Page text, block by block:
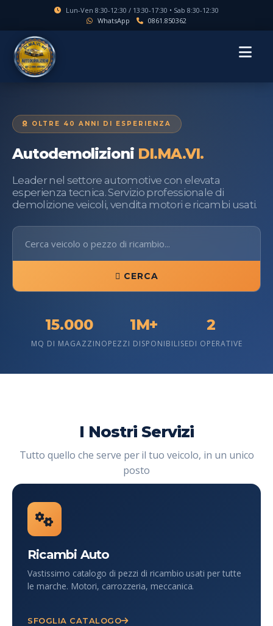
Lun-Ven 8:30-12:30 / 13:30-17:30 • Sab 8:30-12:30
WhatsApp
0861.850362
MENU
OLTRE 40 ANNI DI ESPERIENZA
Autodemolizioni DI.MA.VI.
Leader nel settore automotive con elevata
esperienza tecnica. Servizio professionale di
demolizione veicoli, vendita motori e ricambi usati.
15.000
MQ DI MAGAZZINO
1M+
PEZZI DISPONIBILI
2
SEDI OPERATIVE
I Nostri Servizi
Tutto quello che serve per il tuo veicolo, in un unico
posto
Ricambi Auto
Vastissimo catalogo di pezzi di ricambio usati per tutte
le marche. Motori, carrozzeria, meccanica.
SFOGLIA CATALOGO